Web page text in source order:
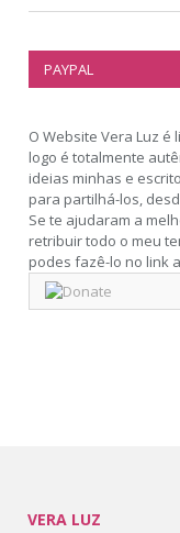
PAYPAL
O Website Vera Luz
logo é totalmente
ideias minhas e
para partilhá-los,
Se te ajudaram a
retribuir todo o meu
podes fazê-lo no link
VERA LUZ